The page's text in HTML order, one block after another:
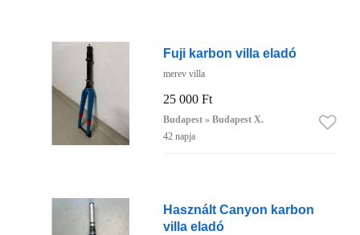
Fuji karbon villa eladó
merev villa
25 000 Ft
Budapest » Budapest X.
42 napja
Használt Canyon karbon
villa eladó